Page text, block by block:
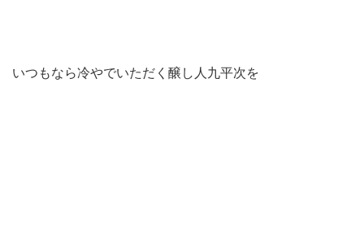
いつもなら冷やでいただく醸し人九平次を